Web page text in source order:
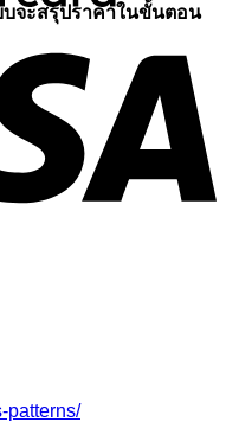
บจะสรุปราคาในขั้นตอน
patterns/